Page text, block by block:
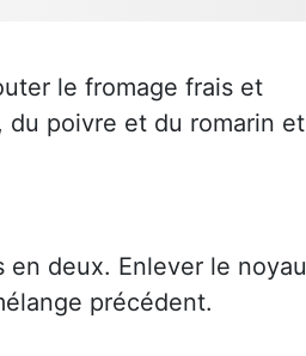
le fromage frais et
du poivre et du romarin et
deux. Enlever le noyau
précédent.